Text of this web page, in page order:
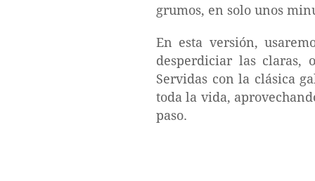
grumos, en solo unos
En esta versión,
desperdiciar las claras,
Servidas con la clásica
toda la vida,
paso.